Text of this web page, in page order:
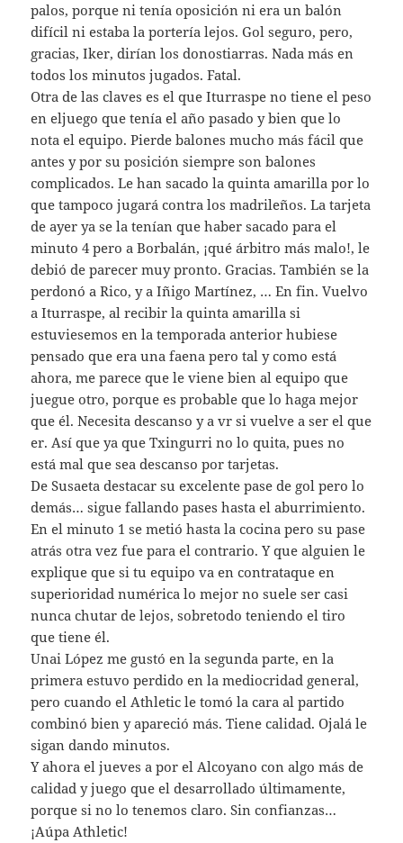
palos, porque ni tenía oposición ni era un balón
difícil ni estaba la portería lejos. Gol seguro, pero,
gracias, Iker, dirían los donostiarras. Nada más en
todos los minutos jugados. Fatal.
Otra de las claves es el que Iturraspe no tiene el peso
en eljuego que tenía el año pasado y bien que lo
nota el equipo. Pierde balones mucho más fácil que
antes y por su posición siempre son balones
complicados. Le han sacado la quinta amarilla por lo
que tampoco jugará contra los madrileños. La tarjeta
de ayer ya se la tenían que haber sacado para el
minuto 4 pero a Borbalán, ¡qué árbitro más malo!, le
debió de parecer muy pronto. Gracias. También se la
perdonó a Rico, y a Iñigo Martínez, … En fin. Vuelvo
a Iturraspe, al recibir la quinta amarilla si
estuviesemos en la temporada anterior hubiese
pensado que era una faena pero tal y como está
ahora, me parece que le viene bien al equipo que
juegue otro, porque es probable que lo haga mejor
que él. Necesita descanso y a vr si vuelve a ser el que
er. Así que ya que Txingurri no lo quita, pues no
está mal que sea descanso por tarjetas.
De Susaeta destacar su excelente pase de gol pero lo
demás… sigue fallando pases hasta el aburrimiento.
En el minuto 1 se metió hasta la cocina pero su pase
atrás otra vez fue para el contrario. Y que alguien le
explique que si tu equipo va en contrataque en
superioridad numérica lo mejor no suele ser casi
nunca chutar de lejos, sobretodo teniendo el tiro
que tiene él.
Unai López me gustó en la segunda parte, en la
primera estuvo perdido en la mediocridad general,
pero cuando el Athletic le tomó la cara al partido
combinó bien y apareció más. Tiene calidad. Ojalá le
sigan dando minutos.
Y ahora el jueves a por el Alcoyano con algo más de
calidad y juego que el desarrollado últimamente,
porque si no lo tenemos claro. Sin confianzas…
¡Aúpa Athletic!